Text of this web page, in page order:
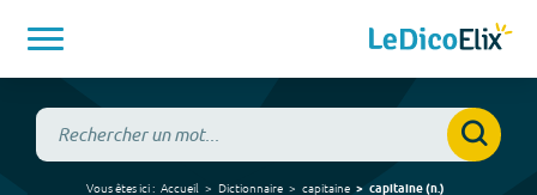
Vous êtes ici : Accueil Dictionnaire capitaine capitaine(n.)